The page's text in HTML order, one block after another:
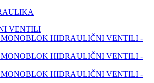
VENTILI
HIDRAULIČNI VENTILI -
HIDRAULIČNI VENTILI -
HIDRAULIČNI VENTILI -